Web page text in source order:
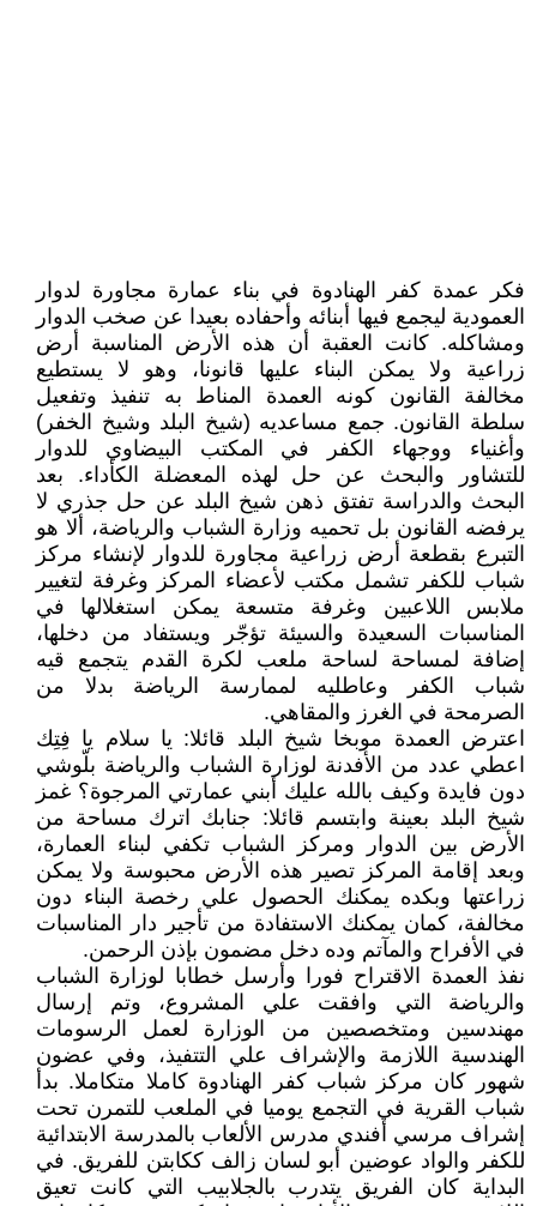
فكر عمدة كفر الهنادوة في بناء عمارة مجاورة لدوار
العمودية ليجمع فيها أبنائه وأحفاده بعيدا عن صخب الدوار
ومشاكله. كانت العقبة أن هذه الأرض المناسبة أرض
زراعية ولا يمكن البناء عليها قانونا، وهو لا يستطيع
مخالفة القانون كونه العمدة المناط به تنفيذ وتفعيل
سلطة القانون. جمع مساعديه (شيخ البلد وشيخ الخفر)
وأغنياء ووجهاء الكفر في المكتب البيضاوي للدوار
للتشاور والبحث عن حل لهذه المعضلة الكأداء. بعد
البحث والدراسة تفتق ذهن شيخ البلد عن حل جذري لا
يرفضه القانون بل تحميه وزارة الشباب والرياضة، ألا هو
التبرع بقطعة أرض زراعية مجاورة للدوار لإنشاء مركز
شباب للكفر تشمل مكتب لأعضاء المركز وغرفة لتغيير
ملابس اللاعبين وغرفة متسعة يمكن استغلالها في
المناسبات السعيدة والسيئة تؤجّر ويستفاد من دخلها،
إضافة لمساحة لساحة ملعب لكرة القدم يتجمع قيه
شباب الكفر وعاطليه لممارسة الرياضة بدلا من
الصرمحة في الغرز والمقاهي.
اعترض العمدة موبخا شيخ البلد قائلا: يا سلام يا فِتِك
اعطي عدد من الأفدنة لوزارة الشباب والرياضة بلّوشي
دون فايدة وكيف بالله عليك أبني عمارتي المرجوة؟ غمز
شيخ البلد بعينة وابتسم قائلا: جنابك اترك مساحة من
الأرض بين الدوار ومركز الشباب تكفي لبناء العمارة،
وبعد إقامة المركز تصير هذه الأرض محبوسة ولا يمكن
زراعتها وبكده يمكنك الحصول علي رخصة البناء دون
مخالفة، كمان يمكنك الاستفادة من تأجير دار المناسبات
في الأفراح والمآتم وده دخل مضمون بإذن الرحمن.
نفذ العمدة الاقتراح فورا وأرسل خطابا لوزارة الشباب
والرياضة التي وافقت علي المشروع، وتم إرسال
مهندسين ومتخصصين من الوزارة لعمل الرسومات
الهندسية اللازمة والإشراف علي التتفيذ، وفي عضون
شهور كان مركز شباب كفر الهنادوة كاملا متكاملا. بدأ
شباب القرية في التجمع يوميا في الملعب للتمرن تحت
إشراف مرسي أفندي مدرس الألعاب بالمدرسة الابتدائية
للكفر والواد عوضين أبو لسان زالف ككابتن للفريق. في
البداية كان الفريق يتدرب بالجلابيب التي كانت تعيق